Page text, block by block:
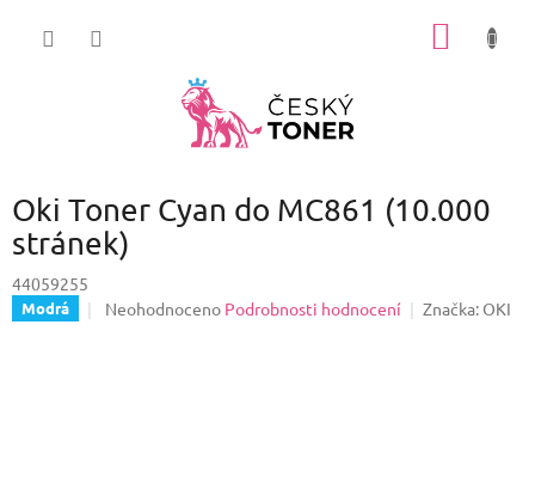
Oki Toner Cyan do MC861 (10.000
stránek)
44059255
Modrá
Průměrné
Neohodnoceno Podrobnosti hodnocení Značka: OKI